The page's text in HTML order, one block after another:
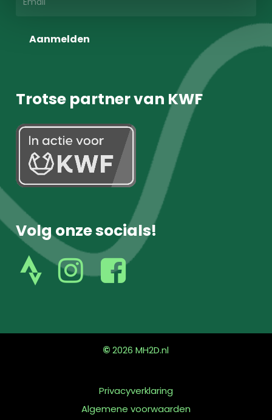
Aanmelden
Trotse partner van KWF
Volg onze socials!
volg
ons
volg
ons
©2026 MH2D.nl
Privacyverklaring
Algemene voorwaarden